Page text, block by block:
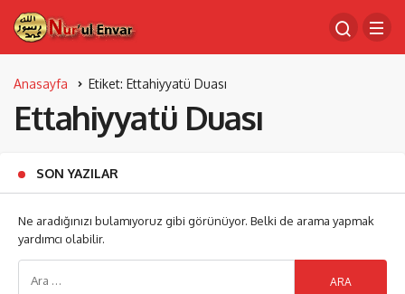
Anasayfa Etiket: Ettahiyyatü Duası
Ettahiyyatü Duası
SON YAZILAR
Ne aradığınızı bulamıyoruz gibi görünüyor. Belki de arama yapmak
yardımcı olabilir.